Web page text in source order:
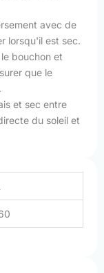
avec de
lorsqu'il est sec.
bouchon et
que le
et sec entre
du soleil et